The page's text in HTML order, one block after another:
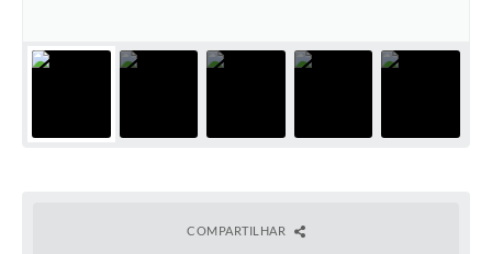
Carta de Serviços
COMPARTILHAR